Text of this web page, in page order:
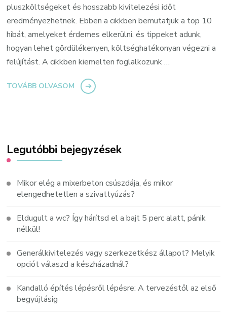
pluszköltségeket és hosszabb kivitelezési időt
eredményezhetnek. Ebben a cikkben bemutatjuk a top 10
hibát, amelyeket érdemes elkerülni, és tippeket adunk,
hogyan lehet gördülékenyen, költséghatékonyan végezni a
felújítást. A cikkben kiemelten foglalkozunk …
TOVÁBB OLVASOM
Legutóbbi bejegyzések
Mikor elég a mixerbeton csúszdája, és mikor
elengedhetetlen a szivattyúzás?
Eldugult a wc? Így hárítsd el a bajt 5 perc alatt, pánik
nélkül!
Generálkivitelezés vagy szerkezetkész állapot? Melyik
opciót válaszd a készházadnál?
Kandalló építés lépésről lépésre: A tervezéstől az első
begyújtásig